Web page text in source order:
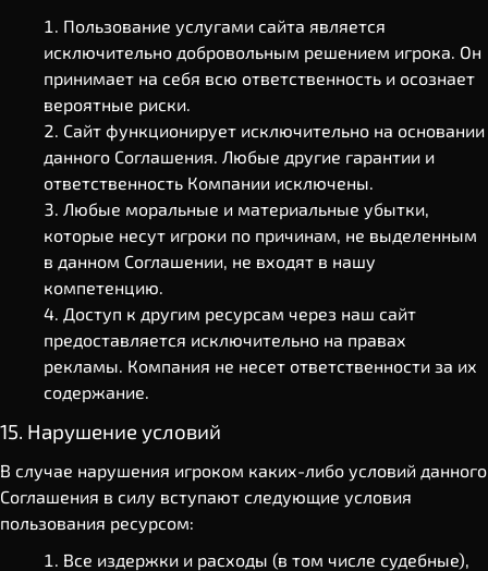
Пользование услугами сайта является
исключительно добровольным решением игрока. Он
принимает на себя всю ответственность и осознает
вероятные риски.
Сайт функционирует исключительно на основании
данного Соглашения. Любые другие гарантии и
ответственность Компании исключены.
Любые моральные и материальные убытки,
которые несут игроки по причинам, не выделенным
в данном Соглашении, не входят в нашу
компетенцию.
Доступ к другим ресурсам через наш сайт
предоставляется исключительно на правах
рекламы. Компания не несет ответственности за их
содержание.
15. Нарушение условий
В случае нарушения игроком каких-либо условий данного
Соглашения в силу вступают следующие условия
пользования ресурсом:
Все издержки и расходы (в том числе судебные),